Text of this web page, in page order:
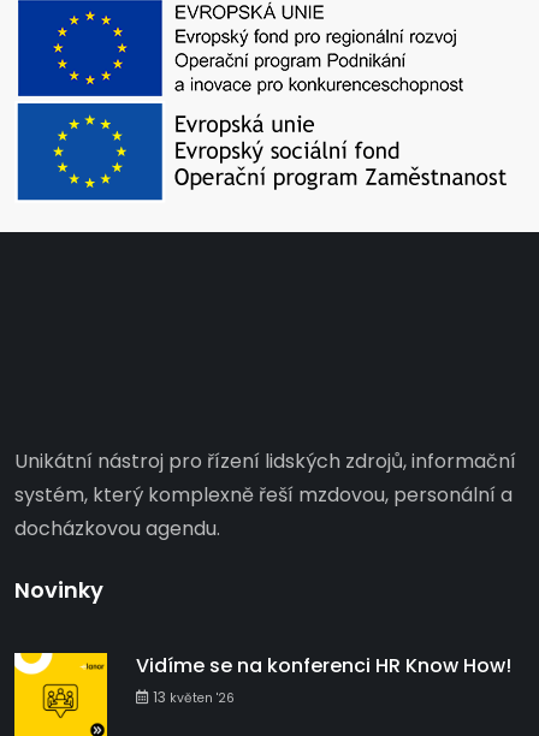
Unikátní nástroj pro řízení lidských zdrojů, informační
systém, který komplexně řeší mzdovou, personální a
docházkovou agendu.
Novinky
Vidíme se na konferenci HR Know How!
13 květen '26